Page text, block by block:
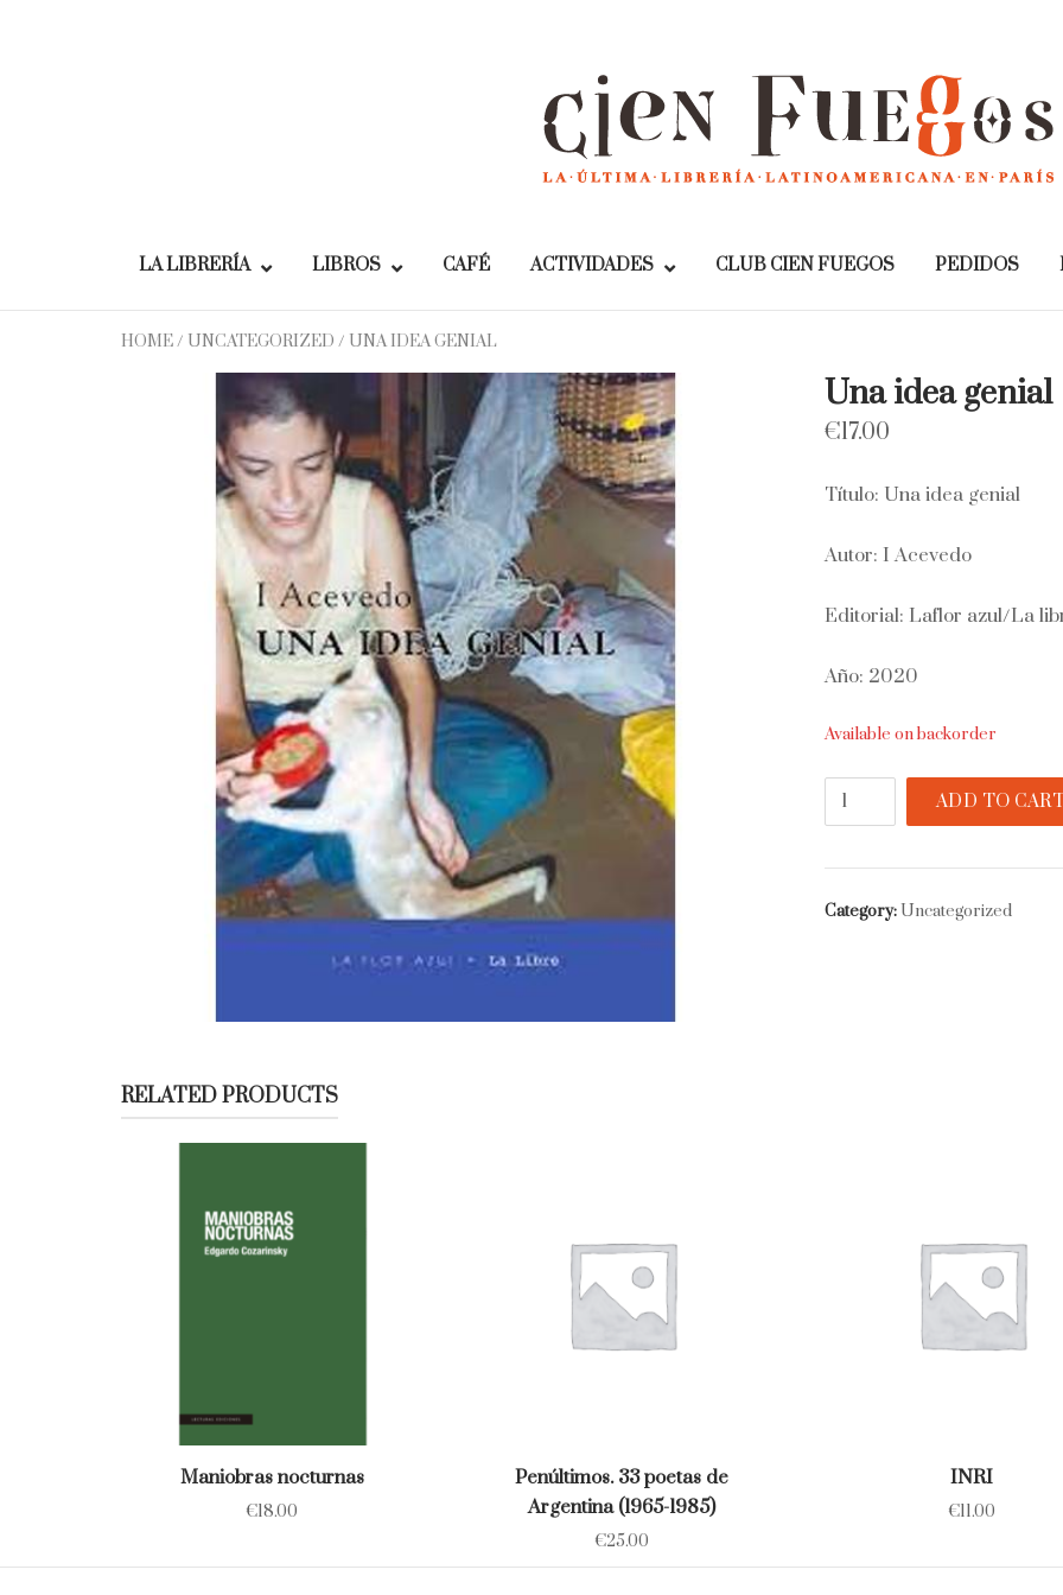
LA LIBRERÍA LIBROS CAFÉ ACTIVIDADES CLUB CIEN FUEGOS PEDIDOS
HOME/ UNCATEGORIZED / UNA IDEA GENIAL
Una idea genial
€17.00
Título: Una idea genial
Autor: I Acevedo
Editorial: Laflor azul/La
Año: 2020
Available on backorder
Una
quantity
ADD TO
Category:Uncategorized
RELATED PRODUCTS
Maniobras nocturnas
€18.00
Penúltimos. 33 poetas de
Argentina (1965-1985)
€25.00
INRI
€11.00